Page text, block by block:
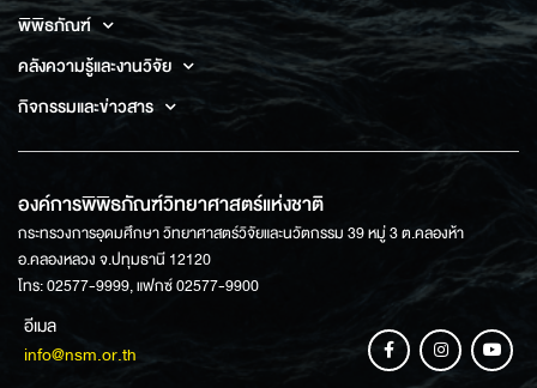
พิพิธภัณฑ์
คลังความรู้และงานวิจัย
กิจกรรมและข่าวสาร
องค์การพิพิธภัณฑ์วิทยาศาสตร์แห่งชาติ
กระทรวงการอุดมศึกษา วิทยาศาสตร์วิจัยและนวัตกรรม 39 หมู่ 3 ต.คลองห้า
อ.คลองหลวง จ.ปทุมธานี 12120
โทร: 02577-9999, แฟกซ์ 02577-9900
อีเมล
info@nsm.or.th